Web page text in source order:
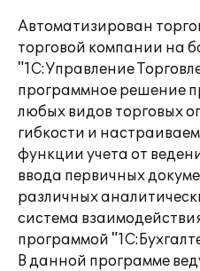
Автоматизирован
торговой компании на
"1С:Управление
программное решение
любых видов торговых
гибкости и
функции учета от
ввода первичных
различных
система
программой
В данной программе